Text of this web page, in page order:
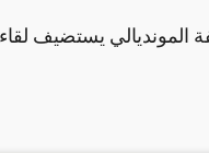
المونديالي يستضيف